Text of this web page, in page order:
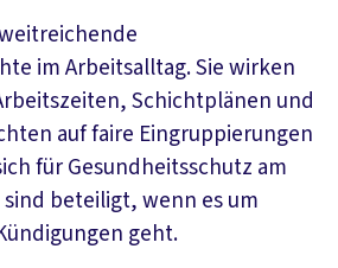
im Arbeitsalltag. Sie wirken
Schichtplänen und
auf faire Eingruppierungen
für Gesundheitsschutz am
beteiligt, wenn es um
geht.